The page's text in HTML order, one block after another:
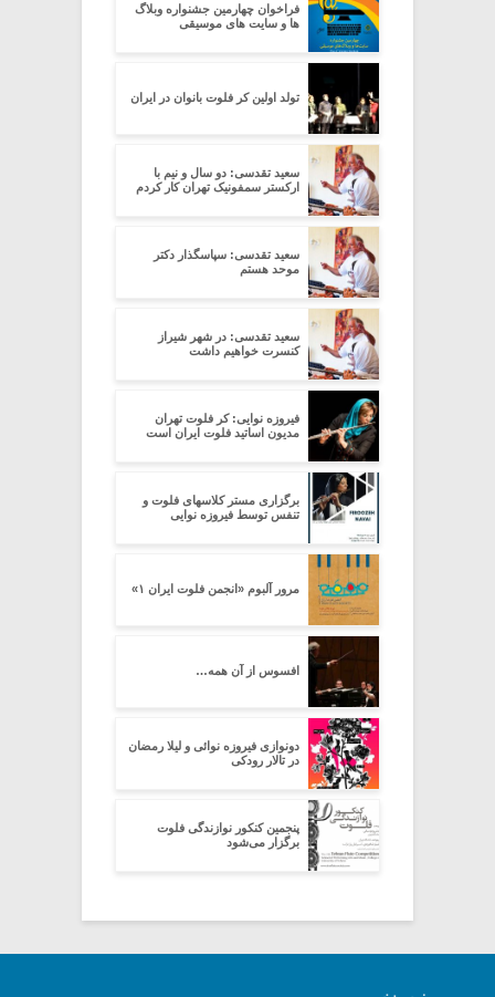
فراخوان چهارمین جشنواره وبلاگ
ها و سایت های موسیقی
تولد اولین کر فلوت بانوان در ایران
سعید تقدسی: دو سال و نیم با
ارکستر سمفونیک تهران کار کردم
سعید تقدسی: سپاسگذار دکتر
موحد هستم
سعید تقدسی: در شهر شیراز
کنسرت خواهیم داشت
فیروزه نوایی: کر فلوت تهران
مدیون اساتید فلوت ایران است
برگزاری مستر کلاسهای فلوت و
تنفس توسط فیروزه نوایی
مرور آلبوم «انجمن فلوت ایران ۱»
افسوس از آن همه…
دونوازی فیروزه نوائی و لیلا رمضان
در تالار رودکی
پنجمین کنکور نوازندگی فلوت
برگزار می‌شود